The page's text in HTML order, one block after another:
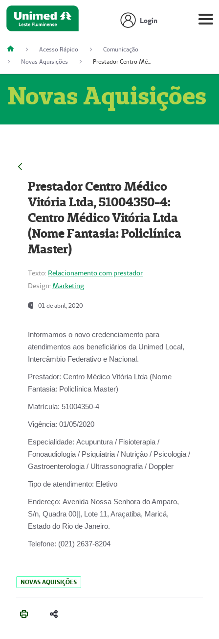
Login
Acesso Rápido
Comunicação
Novas Aquisições
Prestador Centro Médico Vitória Ltda, 51004350-4: Centro Médico Vitória Ltda (Nome Fantasia: Policlínica Master)
Novas Aquisições
Prestador Centro Médico
Vitória Ltda, 51004350-4:
Centro Médico Vitória Ltda
(Nome Fantasia: Policlínica
Master)
Texto: Relacionamento com prestador
Design: Marketing
01 de abril, 2020
Informamos o novo credenciamento para
atendimentos aos beneficiários da Unimed Local,
Intercâmbio Federativo e Nacional.
Prestador: Centro Médico Vitória Ltda (Nome
Fantasia: Policlínica Master)
Matrícula: 51004350-4
Vigência: 01/05/2020
Especialidade: Acupuntura / Fisioterapia /
Fonoaudiologia / Psiquiatria / Nutrição / Psicologia /
Gastroenterologia / Ultrassonografia / Doppler
Tipo de atendimento: Eletivo
Endereço: Avenida Nossa Senhora do Amparo,
S/n, Quadra 00||, Lote 11, Araçatiba, Maricá,
Estado do Rio de Janeiro.
Telefone: (021) 2637-8204
NOVAS AQUISIÇÕES